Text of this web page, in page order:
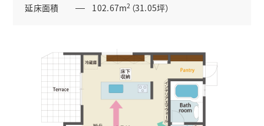
延床面積
102.67m2 （31.05坪）